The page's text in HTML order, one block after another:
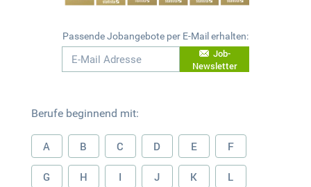
Passende Jobangebote per E-Mail erhalten:
Job-
Newsletter
Berufe beginnend mit:
A B C D E F
G H I J K L